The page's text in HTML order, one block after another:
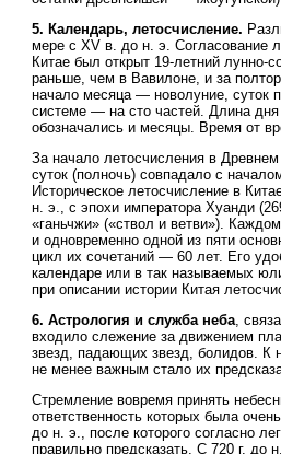
5. Календарь, летосчисление.
мере с XV в. до н. э. Согласование
Китае был открыт 19-летний лунно-
раньше, чем в Вавилоне, и за
начало месяца — новолуние, суток
системе — на сто частей. Длина дня
обозначались и месяцы. Время от
За начало летосчисления в
суток (полночь) совпадало с
Историческое летосчисление в
н. э., с эпохи императора Хуанди
«ганьчжи» («ствол и ветви»).
и одновременно одной из пяти
цикл их сочетаний — 60 лет. Его
календаре или в так называемых
при описании истории Китая
6. Астрология и служба неба,
входило слежение за движением
звезд, падающих звезд, болидов. К
не менее важным стало их
Стремление вовремя принять
ответственность которых была
до н. э., после которого согласно
правильно предсказать. С 720 г. до